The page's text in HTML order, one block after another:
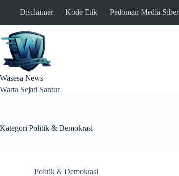
Disclaimer Kode Etik Pedoman Media Siber
Wasesa News
Warta Sejati Santun
Kategori Politik & Demokrasi
Politik & Demokrasi